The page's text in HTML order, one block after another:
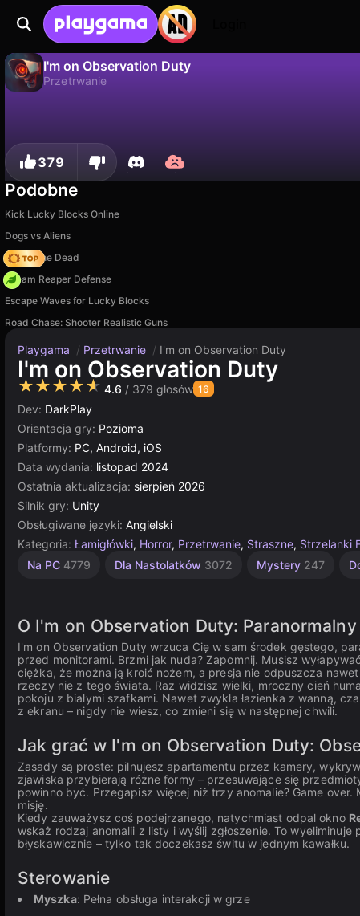
I'm on Observation Duty
Przetrwanie
379
Podobne
Kick Lucky Blocks Online
Dogs vs Aliens
Rise of the Dead
Dream Reaper Defense
Escape Waves for Lucky Blocks
Road Chase: Shooter Realistic Guns
Playgama / Przetrwanie / I'm on Observation Duty
I'm on Observation Duty
★★★★★ 4.6 / 379 głosów 16
Dev: DarkPlay
Orientacja gry: Pozioma
Platformy: PC, Android, iOS
Data wydania: listopad 2024
Ostatnia aktualizacja: sierpień 2026
Silnik gry: Unity
Obsługiwane języki: Angielski
Kategoria: Łamigłówki, Horror, Przetrwanie, Straszne, Strzelanki
Na PC 4779 Dla Nastolatków 3072 Mystery 247
Zręcznościowe
Komputerowe
Jednoosobowe
Indie
Strategiczne
Rosyjskie
Proste
Multiplayer
Unity
O I'm on Observation Duty:
I'm on Observation Duty wrzuca Cię w sam środek gęstego,
przed monitorami. Brzmi jak nuda? Zapomnij. Musisz
ciężka, że można ją kroić nożem, a presja nie odpuszcza
rzeczy nie z tego świata. Raz widzisz wielki, mroczny cień
pokoju z białymi szafkami. Nawet zwykła łazienka z wanną,
z ekranu – nigdy nie wiesz, co zmieni się w następnej chwili.
Jak grać w I'm on Observation Duty:
Zasady są proste: pilnujesz apartamentu przez kamery,
zjawiska przybierają różne formy – przesuwające się
powinno być. Przegapisz więcej niż trzy anomalie? Game
misję.
Kiedy zauważysz coś podejrzanego, natychmiast odpal okno
wskaż rodzaj anomalii z listy i wyślij zgłoszenie. To
błyskawicznie – tylko tak doczekasz świtu w jednym kawałku.
Sterowanie
Myszka: Pełna obsługa interakcji w grze